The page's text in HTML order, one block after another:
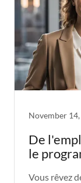
November
De
le
Vous rêvez